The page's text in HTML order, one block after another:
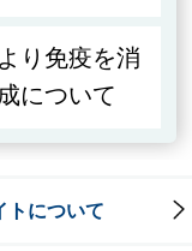
り免疫を消
について
トについて